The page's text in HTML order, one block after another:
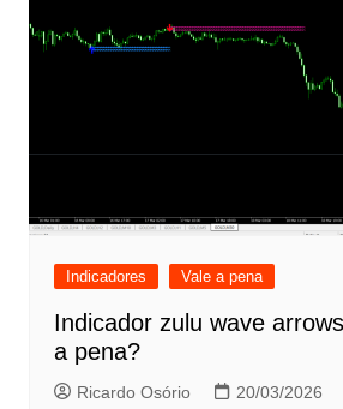
Indicadores Vale a pena
Indicador zulu wave
a pena?
Ricardo Osório 20/03/2026